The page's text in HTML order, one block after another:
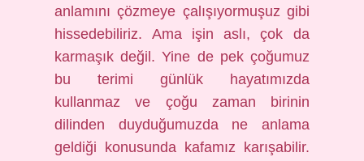
anlamını çözmeye çalışıyormuşuz gibi
hissedebiliriz. Ama işin aslı, çok da
karmaşık değil. Yine de pek çoğumuz
bu terimi günlük hayatımızda
kullanmaz ve çoğu zaman birinin
dilinden duyduğumuzda ne anlama
geldiği konusunda kafamız karışabilir.